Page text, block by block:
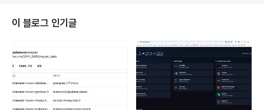
라서 손님들이 어느정도 먹고 포장해달라고 하는게 많았
다. - 총평 월문온천에서 온천을 하고 찾았던 밥집 생선을
집에서 잘 안먹기에 기대하며 방문을 했었다. 아쉬운 점은
추운데, 난방이 그저그래서 무지 떨면서 먹었고 (종업원분
이 제일 따듯한 자리에요..라고 말한자리였음에도) 오른
가..
이 블로그 인기글